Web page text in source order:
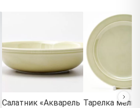
Салатник «Акварель Тарелка